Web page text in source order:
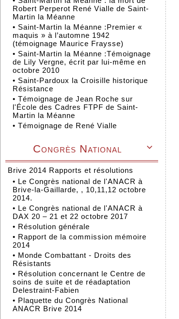
Robert Perperot René Vialle de Saint-
Martin la Méanne
• Saint-Martin la Méanne :Premier «
maquis » à l’automne 1942
(témoignage Maurice Fraysse)
• Saint-Martin la Méanne :Témoignage
de Lily Vergne, écrit par lui-même en
octobre 2010
• Saint-Pardoux la Croisille historique
Résistance
• Témoignage de Jean Roche sur
l'École des Cadres FTPF de Saint-
Martin la Méanne
• Témoignage de René Vialle

Congrès National
Brive 2014 Rapports et résolutions
• Le Congrès national de l'ANACR à
Brive-la-Gaillarde, , 10,11,12 octobre
2014.
• Le Congrès national de l'ANACR à
DAX 20 – 21 et 22 octobre 2017
• Résolution générale
• Rapport de la commission mémoire
2014
• Monde Combattant - Droits des
Résistants
• Résolution concernant le Centre de
soins de suite et de réadaptation
Delestraint-Fabien
• Plaquette du Congrès National
ANACR Brive 2014